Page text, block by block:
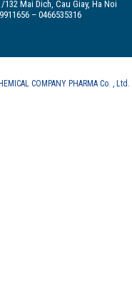
132 Mai Dich, Cau Giay, Ha Noi
– 0466535316
COMPANY PHARMA Co. ,